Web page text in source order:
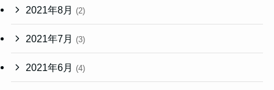
2021年8月 (2)
2021年7月 (3)
2021年6月 (4)